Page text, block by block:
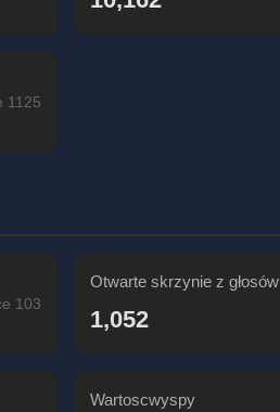
1125
103
Otwarte skrzynie z głosów
1,052
Wartoscwyspy